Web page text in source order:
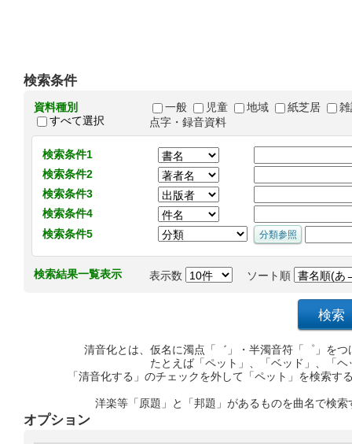
検索条件
資料種別
すべて選択
一般 児童 地域 紙芝居
点字・録音資料
検索条件1
検索条件2
検索条件3
検索条件4
検索条件5
検索結果一覧表示 表示数 ソート順
清音化とは、仮名に濁点「゛」・半濁音符「゜」を
たとえば「ペット」、「ベッド」、「
「清音化する」のチェックを外して「ペット」を検索
洋楽等「原題」と「邦題」があるものを曲名で検
オプション